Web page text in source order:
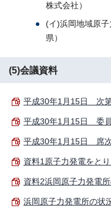
株式会社）
(イ)浜岡地域原
県）
(5)会議資料
平成30年1月15日 次第
平成30年1月15日 委員
平成30年1月15日 席次
資料1原子力発電をと
資料2浜岡原子力発電
浜岡原子力発電所の状